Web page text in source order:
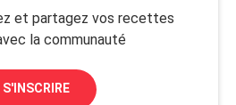
et partagez vos recettes
la communauté
S'INSCRIRE